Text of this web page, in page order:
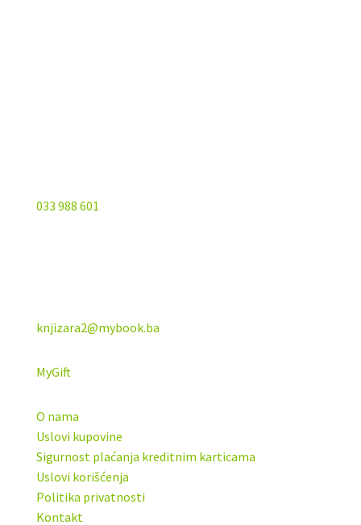
033 988 601
knjizara2@mybook.ba
MyGift
O nama
Uslovi kupovine
Sigurnost plaćanja kreditnim karticama
Uslovi korišćenja
Politika privatnosti
Kontakt